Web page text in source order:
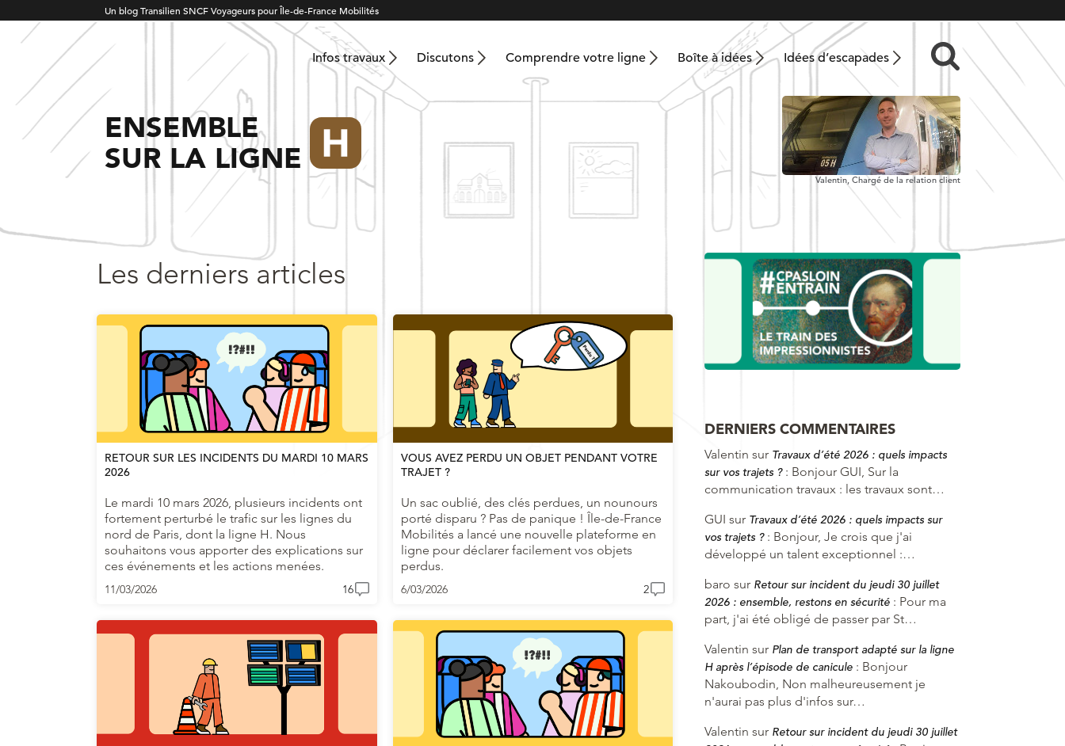
Un blog Transilien SNCF Voyageurs pour Île-de-France Mobilités
Infos travaux Discutons Comprendre votre ligne Boîte à idées Idées d’escapades
ENSEMBLE
SUR LA LIGNE
Valentin, Chargé de la relation client
Les derniers articles
RETOUR SUR LES INCIDENTS DU MARDI 10 MARS
2026
Le mardi 10 mars 2026, plusieurs incidents ont
fortement perturbé le trafic sur les lignes du
nord de Paris, dont la ligne H. Nous
souhaitons vous apporter des explications sur
ces événements et les actions menées.
11/03/2026 16
VOUS AVEZ PERDU UN OBJET PENDANT VOTRE
TRAJET ?
Un sac oublié, des clés perdues, un nounours
porté disparu ? Pas de panique ! Île-de-France
Mobilités a lancé une nouvelle plateforme en
ligne pour déclarer facilement vos objets
perdus.
6/03/2026 2
DERNIERS COMMENTAIRES
Valentin sur Travaux d’été 2026 : quels impacts
sur vos trajets ?: Bonjour GUI, Sur la
communication travaux : les travaux sont…
GUI sur Travaux d’été 2026 : quels impacts sur
vos trajets ?: Bonjour, Je crois que j'ai
développé un talent exceptionnel :…
baro sur Retour sur incident du jeudi 30 juillet
2026 : ensemble, restons en sécurité : Pour ma
part, j'ai été obligé de passer par St…
Valentin sur Plan de transport adapté sur la ligne
H après l’épisode de canicule : Bonjour
Nakoubodin, Non malheureusement je
n'aurai pas plus d'infos sur…
Valentin sur Retour sur incident du jeudi 30 juillet